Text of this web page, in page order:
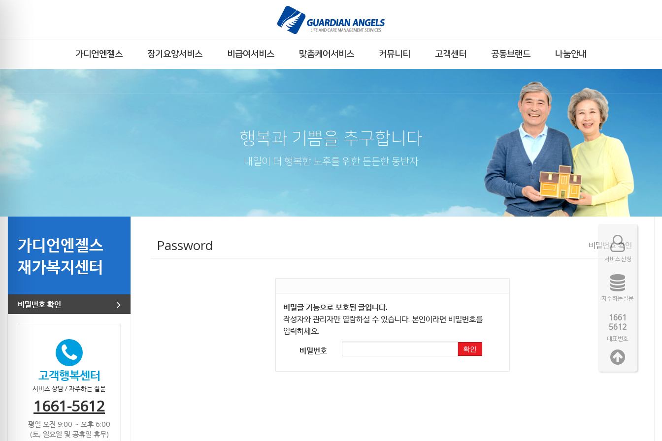
가디언엔젤스 장기요양서비스 비급여서비스 맞춤케어서비스 커뮤니티 고객센터 공동브랜드 나눔안내
행복과 기쁨을 추구합니다
내일이 더 행복한 노후를 위한 든든한 동반자
가디언엔젤스
재가복지센터
비밀번호 확인
고객행복센터
서비스 상담/자주하는 질문
1661-5612
평일 오전 9:00 ~ 오후 6:00
(토, 일요일 및 공휴일 휴무)
Password 비밀번호 확인
비밀글 기능으로 보호된 글입니다.
작성자와 관리자만 열람하실 수 있습니다. 본인이라면 비밀번호를
입력하세요.
비밀번호
확인
서비스신청
자주하는질문
1661
5612
대표번호